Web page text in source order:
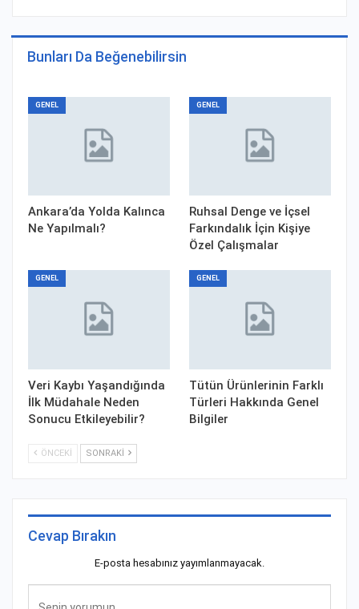
Bunları Da Beğenebilirsin
GENEL
Ankara’da Yolda Kalınca
Ne Yapılmalı?
GENEL
Ruhsal Denge ve İçsel
Farkındalık İçin Kişiye
Özel Çalışmalar
GENEL
Veri Kaybı Yaşandığında
İlk Müdahale Neden
Sonucu Etkileyebilir?
GENEL
Tütün Ürünlerinin Farklı
Türleri Hakkında Genel
Bilgiler
ÖNCEKI SONRAKI
Cevap Bırakın
E-posta hesabınız yayımlanmayacak.